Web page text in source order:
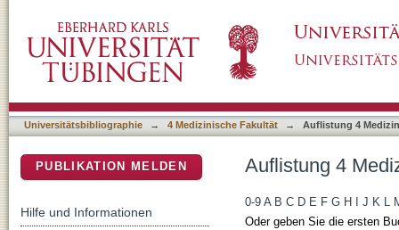
Universitätsbibliographie → 4 Medizinische Fakultät → Auflistung 4
Auflistung 4
0-9 A B C D E F G H J K L
Oder geben Sie die ersten
PUBLIKATION MELDEN
Hilfe und Informationen